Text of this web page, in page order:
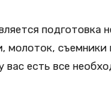
подготовка
молоток,
вас есть все